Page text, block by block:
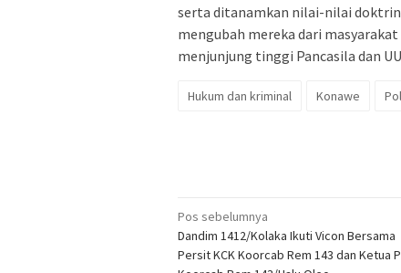
serta ditanamkan nilai-nilai doktrin
mengubah mereka dari
menjunjung tinggi Pancasila dan
Hukum dan kriminal Konawe
Navigasi
pos
Pos sebelumnya
Dandim 1412/Kolaka Ikuti Vicon Bersama
Persit KCK Koorcab Rem 143 dan Ketua